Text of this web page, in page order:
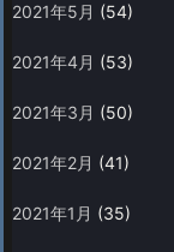
2021年5月 (54)
2021年4月 (53)
2021年3月 (50)
2021年2月 (41)
2021年1月 (35)